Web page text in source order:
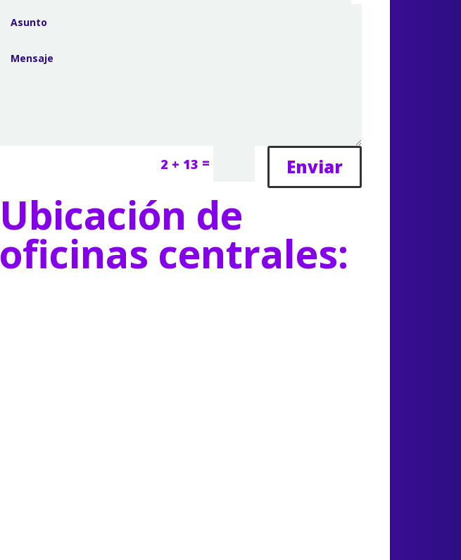
2 + 13 = Enviar
Ubicación de
oficinas centrales: